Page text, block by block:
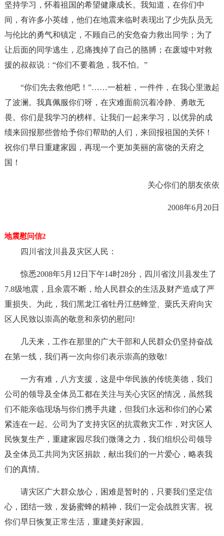
坚持学习，怀着祖国的希望健康成长。我知道，在你们中
间，有许多小英雄，他们在地震来临时表现出了少先队员无
与伦比的勇气和镇定，不顾自己的安危奋力救出同学；为了
让后面的同学逃生，忍痛拽掉了自己的胳膊；在废墟中对救
援的叔叔说：“你们不要着急，我不怕。”
“你们先去救他吧！”……一桩桩，一件件，在我心里激起
了波澜。我真佩服你们呀，在灾难面前沉着冷静、勇敢无
畏。你们是我学习的榜样。让我们一起来学习，以优异的成
绩来回报那些曾给予你们帮助的人们，来回报祖国的关怀！
祝你们早日重建家园，再现一个更加美丽的富饶的天府之
国！
关心你们的朋友依依
2008年6月20日
地震慰问信2
四川省汶川县及灾区人民：
惊悉2008年5月12日下午14时28分，四川省汶川县发生了
7.8级地震，且余震不断，给人民群众的生活及财产造成了严
重损失。为此，我们黑龙江省牡丹江慈蜂堂、粟氏天府向灾
区人民致以崇高的敬意和亲切的慰问!
几天来，工作在那里的广大干部和人民群众仍坚持奋战
在第一线，我们再一次向你们表示崇高的致敬!
一方有难，八方支援，这是中华民族的传统美德，我们
公司的领导及全体员工都在关注与关心灾区的情况，虽然我
们不能亲临现场与你们携手共建，但我们永远和你们的心紧
紧连在一起。公司为了支持灾区的抗震救灾工作，对灾区人
民恢复生产，重建家园尽我们微薄之力，我们组织公司领导
及全体员工共同为灾区捐款，献出我们的一片爱心，略表我
们的真情。
请灾区广大群众放心，困难是暂时的，只要我们坚定信
心，团结一致，发扬蜜蜂的精神，我们一定会战胜灾害。祝
你们早日恢复正常生活，重建美好家园。